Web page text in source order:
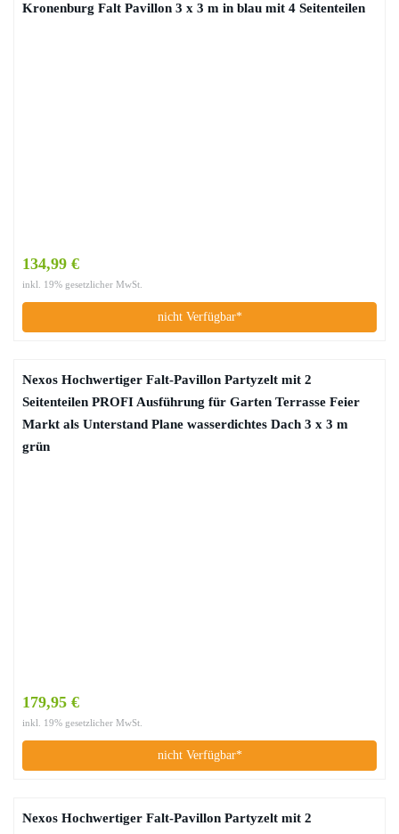
Kronenburg Falt Pavillon 3 x 3 m in blau mit 4 Seitenteilen
134,99 €
inkl. 19% gesetzlicher MwSt.
nicht Verfügbar*
Nexos Hochwertiger Falt-Pavillon Partyzelt mit 2
Seitenteilen PROFI Ausführung für Garten Terrasse Feier
Markt als Unterstand Plane wasserdichtes Dach 3 x 3 m
grün
179,95 €
inkl. 19% gesetzlicher MwSt.
nicht Verfügbar*
Nexos Hochwertiger Falt-Pavillon Partyzelt mit 2